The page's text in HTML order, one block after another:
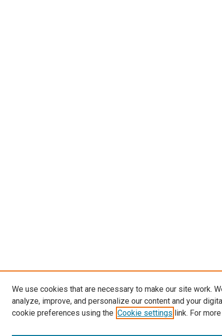
We use cookies that are necessary to make our site work.
analyze, improve, and personalize our content and your
cookie preferences using the Cookie settings link. For